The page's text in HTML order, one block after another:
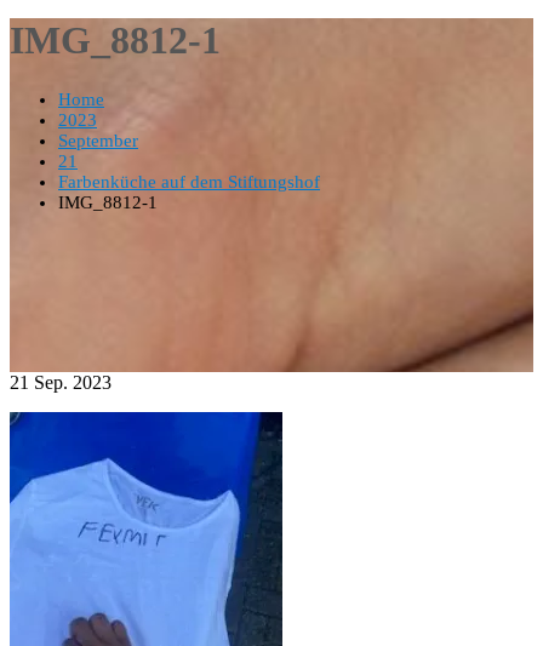
IMG_8812-1
Home
2023
September
21
Farbenküche auf dem Stiftungshof
IMG_8812-1
21 Sep. 2023